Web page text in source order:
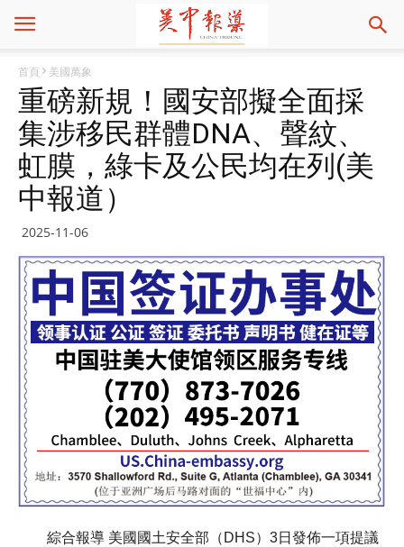
首頁 美國萬象
重磅新規！國安部擬全面採
集涉移民群體DNA、聲紋、
虹膜，綠卡及公民均在列(美
中報道）
2025-11-06
綜合報導 美國國土安全部（DHS）3日發佈一項提議